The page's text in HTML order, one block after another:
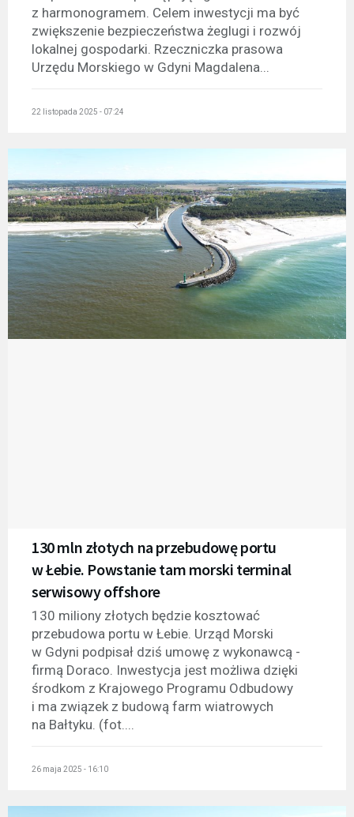
z harmonogramem. Celem inwestycji ma być
zwiększenie bezpieczeństwa żeglugi i rozwój
lokalnej gospodarki. Rzeczniczka prasowa
Urzędu Morskiego w Gdyni Magdalena...
22 listopada 2025 - 07:24
130 mln złotych na przebudowę portu
w Łebie. Powstanie tam morski terminal
serwisowy offshore
130 miliony złotych będzie kosztować
przebudowa portu w Łebie. Urząd Morski
w Gdyni podpisał dziś umowę z wykonawcą -
firmą Doraco. Inwestycja jest możliwa dzięki
środkom z Krajowego Programu Odbudowy
i ma związek z budową farm wiatrowych
na Bałtyku. (fot....
26 maja 2025 - 16:10